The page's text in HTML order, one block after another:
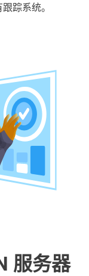
踪系统。
服务器